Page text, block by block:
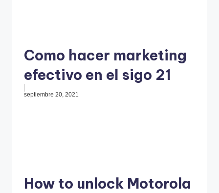
Como hacer marketing
efectivo en el sigo 21
septiembre 20, 2021
How to unlock Motorola